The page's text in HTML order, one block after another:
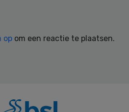
op om een reactie te plaatsen.